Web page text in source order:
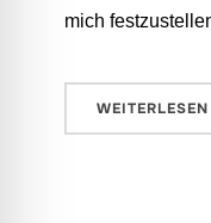
mich
WEITERLESEN